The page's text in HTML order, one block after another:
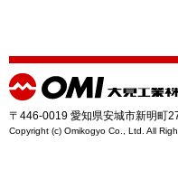
〒446-0019 愛知県安城市新明町
Copyright (c) Omikogyo Co., Ltd. All